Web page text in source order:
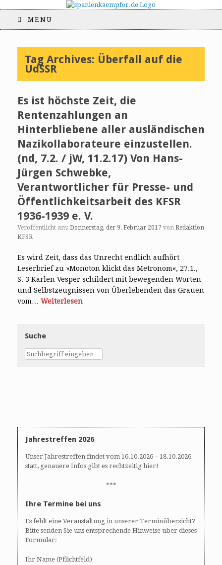
MENU
Tag Archives: Überfall auf die
UdSSR
Es ist höchste Zeit, die
Rentenzahlungen an
Hinterbliebene aller ausländischen
Nazikollaborateure einzustellen.
(nd, 7.2. / jW, 11.2.17) Von Hans-
Jürgen Schwebke,
Verantwortlicher für Presse- und
Öffentlichkeitsarbeit des KFSR
1936-1939 e. V.
Veröffentlicht am: Donnerstag, der 9. Februar 2017 von Redaktion
KFSR
Es wird Zeit, dass das Unrecht endlich aufhört
Leserbrief zu »Monoton klickt das Metronom«, 27.1.,
S. 3 Karlen Vesper schildert mit bewegenden Worten
und Selbstzeugnissen von Überlebenden das Grauen
vom… Weiterlesen
Suche
Jahrestreffen 2026
Unser Jahrestreffen findet vom 16.10.2026 – 18.10.2026
statt, genauere Infos gibt es rechtzeitig hier!
***
Ihre Termine bei uns
Es fehlt eine Veranstaltung in unserer Terminübersicht?
Bitte senden Sie uns entsprechende Hinweise über dieses
Formular:
Ihr Name (Pflichtfeld)